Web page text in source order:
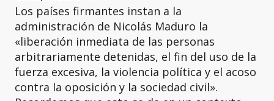
Los países firmantes instan a la
administración de Nicolás Maduro la
«liberación inmediata de las personas
arbitrariamente detenidas, el fin del uso de la
fuerza excesiva, la violencia política y el acoso
contra la oposición y la sociedad civil».